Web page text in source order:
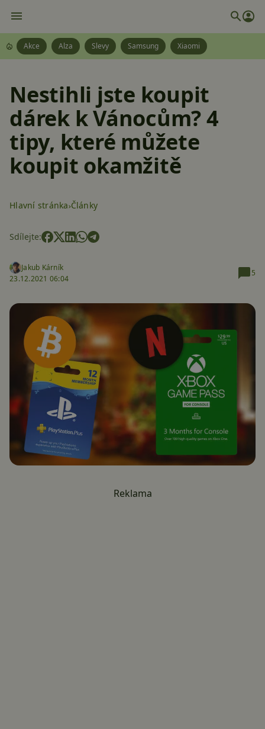
Akce Alza Slevy Samsung Xiaomi
Nestihli jste koupit
dárek k Vánocům? 4
tipy, které můžete
koupit okamžitě
Hlavní stránka Články
Sdílejte:
Jakub Kárník
23.12.2021 06:04
5
Reklama